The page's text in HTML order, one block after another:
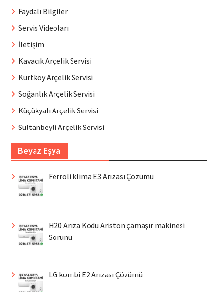
Faydalı Bilgiler
Servis Videoları
İletişim
Kavacık Arçelik Servisi
Kurtköy Arçelik Servisi
Soğanlık Arçelik Servisi
Küçükyalı Arçelik Servisi
Sultanbeyli Arçelik Servisi
Beyaz Eşya
Ferroli klima E3 Arızası Çözümü
H20 Arıza Kodu Ariston çamaşır makinesi
Sorunu
LG kombi E2 Arızası Çözümü